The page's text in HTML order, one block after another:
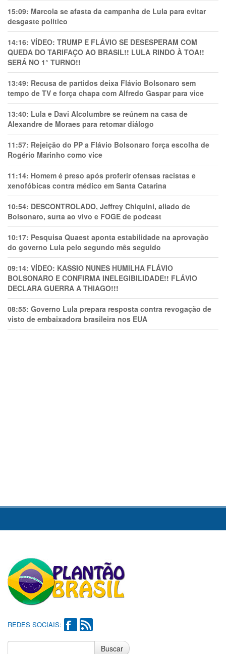
15:09: Marcola se afasta da campanha de Lula para evitar
desgaste político
14:16: VÍDEO: TRUMP E FLÁVIO SE DESESPERAM COM
QUEDA DO TARIFAÇO AO BRASIL!! LULA RINDO À TOA!!
SERÁ NO 1° TURNO!!
13:49: Recusa de partidos deixa Flávio Bolsonaro sem
tempo de TV e força chapa com Alfredo Gaspar para vice
13:40: Lula e Davi Alcolumbre se reúnem na casa de
Alexandre de Moraes para retomar diálogo
11:57: Rejeição do PP a Flávio Bolsonaro força escolha de
Rogério Marinho como vice
11:14: Homem é preso após proferir ofensas racistas e
xenofóbicas contra médico em Santa Catarina
10:54: DESCONTROLADO, Jeffrey Chiquini, aliado de
Bolsonaro, surta ao vivo e FOGE de podcast
10:17: Pesquisa Quaest aponta estabilidade na aprovação
do governo Lula pelo segundo mês seguido
09:14: VÍDEO: KASSIO NUNES HUMlLHA FLÁVIO
BOLSONARO E CONFIRMA INELEGIBILIDADE!! FLÁVIO
DECLARA GUERRA A THIAGO!!!
08:55: Governo Lula prepara resposta contra revogação de
visto de embaixadora brasileira nos EUA
REDES SOCIAIS:
Buscar